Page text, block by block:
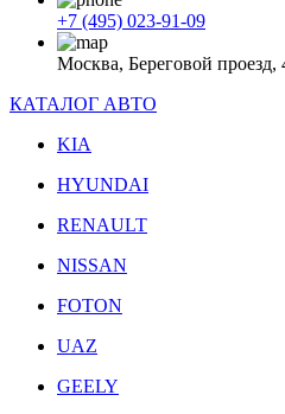
+7 (495) 023-91-09
Москва, Береговой проезд,
КАТАЛОГ АВТО
KIA
HYUNDAI
RENAULT
NISSAN
FOTON
UAZ
GEELY